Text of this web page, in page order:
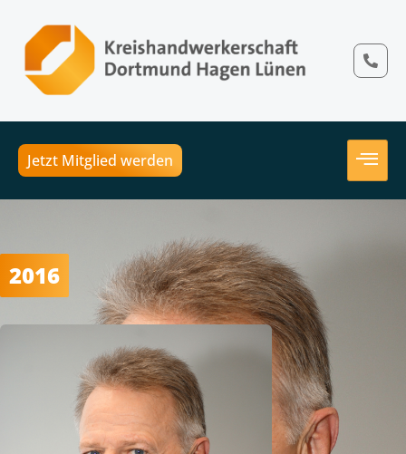
Jetzt Mitglied werden
2016